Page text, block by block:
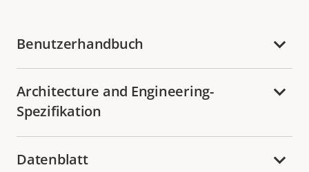
Benutzerhandbuch
Architecture and Engineering-
Spezifikation
Datenblatt